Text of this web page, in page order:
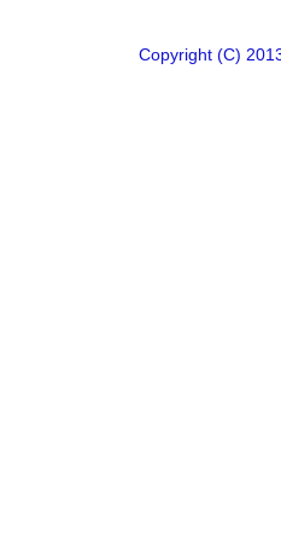
Copyright (C)